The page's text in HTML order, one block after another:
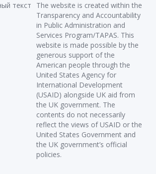
The website is created within the
Transparency and Accountability
in Public Administration and
Services Program/TAPAS. This
website is made possible by the
generous support of the
American people through the
United States Agency for
International Development
(USAID) alongside UK aid from
the UK government. The
contents do not necessarily
reflect the views of USAID or the
United States Government and
the UK government’s official
policies.